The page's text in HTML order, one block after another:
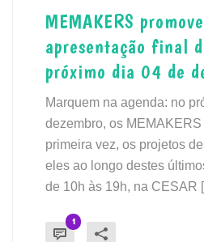
MEMAKERS
apresentação final
próximo dia 04 de
Marquem na agenda: no
dezembro, os
primeira vez, os projetos
eles ao longo destes
de 10h às 19h, na CESAR
1